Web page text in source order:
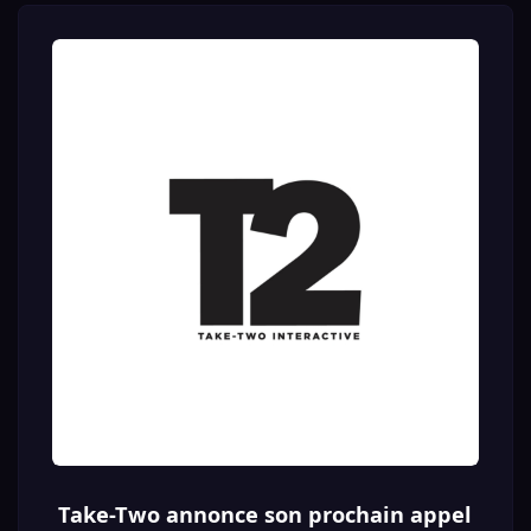
Take-Two affirmer que Rockstar peut compter sur des
niveau de pression qui entoure le jeu. GTA VI n’est
pas simplement attendu comme un nouveau
blockbuster : il est présenté, en creux, comme l’un
des lancements les plus importants de l’histoire du
divertissement. Cela en dit long sur l’investissement
engagé, mais aussi sur les attentes commerciales
qui pèsent déjà sur le projet.
remplace ni la vision, ni le temps, ni le travail créatif
Take-Two annonce son prochain appel